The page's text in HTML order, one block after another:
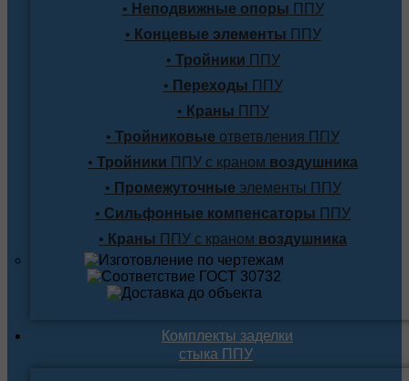
• Неподвижные опоры ППУ
• Концевые элементы ППУ
• Тройники ППУ
• Переходы ППУ
• Краны ППУ
• Тройниковые ответвления ППУ
• Тройники ППУ с краном воздушника
• Промежуточные элементы ППУ
• Сильфонные компенсаторы ППУ
• Краны ППУ с краном воздушника
Комплекты заделки
стыка ППУ